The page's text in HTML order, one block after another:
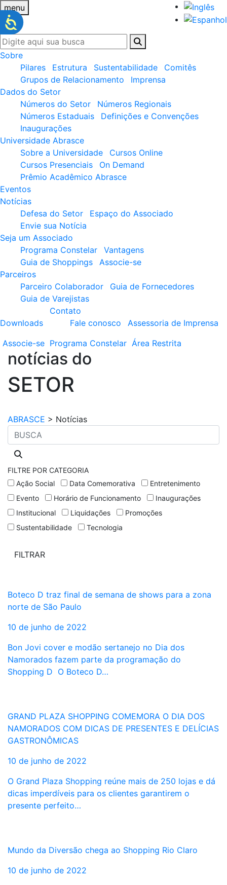
menu
Sobre
Pilares
Estrutura Sustentabilidade
Comitês
Grupos de Relacionamento
Imprensa
Dados do Setor
Números do Setor
Números Regionais
Números Estaduais
Definições e Convenções
Inaugurações
Universidade Abrasce
Sobre a Universidade
Cursos Online
Cursos Presenciais
On Demand
Prêmio Acadêmico Abrasce
Eventos
Notícias
Defesa do Setor
Espaço do Associado
Envie sua Notícia
Seja um Associado
Programa Constelar
Vantagens
Guia de Shoppings
Associe-se
Parceiros
Parceiro Colaborador
Guia de Fornecedores
Guia de Varejistas
Downloads
Contato
Fale conosco
Assessoria de Imprensa
Associe-se Programa Constelar Área Restrita
notícias do
SETOR
ABRASCE > Notícias
FILTRE POR CATEGORIA
Ação Social
Data Comemorativa
Entretenimento
Evento
Horário de Funcionamento
Inaugurações
Institucional
Liquidações
Promoções
Sustentabilidade
Tecnologia
Boteco D traz final de semana de shows para a zona
norte de São Paulo
10 de junho de 2022
Bon Jovi cover e modão sertanejo no Dia dos
Namorados fazem parte da programação do
Shopping D O Boteco D…
GRAND PLAZA SHOPPING COMEMORA O DIA DOS
NAMORADOS COM DICAS DE PRESENTES E DELÍCIAS
GASTRONÔMICAS
10 de junho de 2022
O Grand Plaza Shopping reúne mais de 250 lojas e dá
dicas imperdíveis para os clientes garantirem o
presente perfeito…
Mundo da Diversão chega ao Shopping Rio Claro
10 de junho de 2022